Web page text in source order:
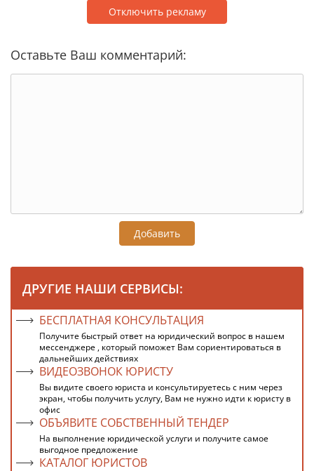
Отключить рекламу
Оставьте Ваш комментарий:
Добавить
ДРУГИЕ НАШИ СЕРВИСЫ:
БЕСПЛАТНАЯ КОНСУЛЬТАЦИЯ
Получите быстрый ответ на юридический вопрос в нашем
мессенджере , который поможет Вам сориентироваться в
дальнейших действиях
ВИДЕОЗВОНОК ЮРИСТУ
Вы видите своего юриста и консультируетесь с ним через
экран, чтобы получить услугу, Вам не нужно идти к юристу в
офис
ОБЪЯВИТЕ СОБСТВЕННЫЙ ТЕНДЕР
На выполнение юридической услуги и получите самое
выгодное предложение
КАТАЛОГ ЮРИСТОВ